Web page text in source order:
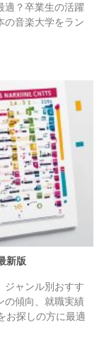
適？卒業生の活躍
の音楽大学をラン
新版
ジャンル別おすす
の傾向、就職実績
お探しの方に最適